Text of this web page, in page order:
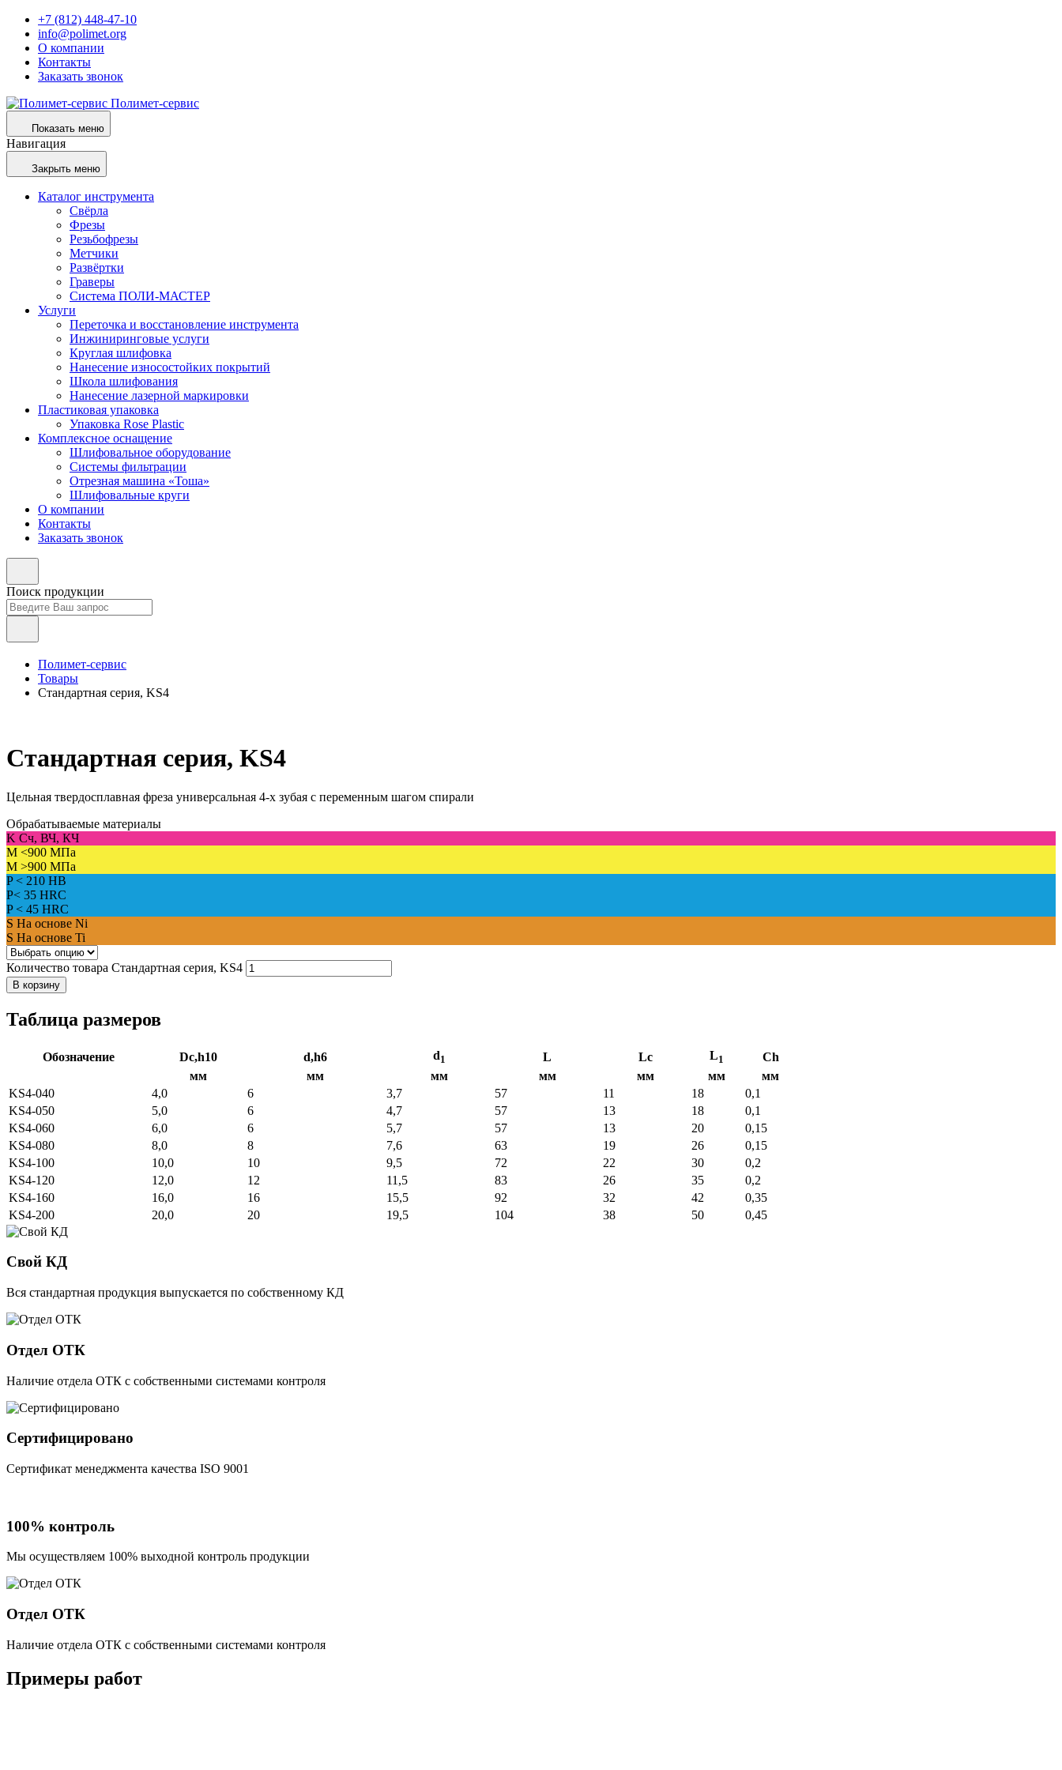
+7 (812) 448-47-10
info@polimet.org
О компании
Контакты
Заказать звонок
Полимет-сервис
Показать меню
Навигация
Закрыть меню
Каталог инструмента
Свёрла
Фрезы
Резьбофрезы
Метчики
Развёртки
Граверы
Система ПОЛИ-МАСТЕР
Услуги
Переточка и восстановление инструмента
Инжиниринговые услуги
Круглая шлифовка
Нанесение износостойких покрытий
Школа шлифования
Нанесение лазерной маркировки
Пластиковая упаковка
Упаковка Rose Plastic
Комплексное оснащение
Шлифовальное оборудование
Системы фильтрации
Отрезная машина «Тоша»
Шлифовальные круги
О компании
Контакты
Заказать звонок
Поиск продукции
Полимет-сервис
Товары
Стандартная серия, KS4
Стандартная серия, KS4
Цельная твердосплавная фреза универсальная 4-х зубая с переменным шагом спирали
Обрабатываемые материалы
K Сч, ВЧ, КЧ
M <900 МПа
M >900 МПа
P< 210 HB
P< 35 HRC
P< 45 HRC
S На основе Ni
S На основе Ti
Количество товара Стандартная серия, KS4
В корзину
Таблица размеров
Обозначение Dc,h10 d,h6 d1 L Lc L1
Ch
мм
мм мм мм мм мм
мм
KS4-040
4,0 6 3,7 57 11 18
0,1
KS4-050
5,0 6 4,7 57 13 18
0,1
KS4-060
6,0 6 5,7 57 13 20
0,15
KS4-080
8,0 8 7,6 63 19 26
0,15
KS4-100
10,0 10 9,5 72 22 30
0,2
KS4-120
12,0 12 11,5 83 26 35
0,2
KS4-160
16,0 16 15,5 92 32 42
0,35
KS4-200
20,0 20 19,5 104 38 50 0,45
Свой КД
Вся стандартная продукция выпускается по собственному КД
Отдел ОТК
Наличие отдела ОТК с собственными системами контроля
Сертифицировано
Сертификат менеджмента качества ISO 9001
100% контроль
Мы осуществляем 100% выходной контроль продукции
Отдел ОТК
Наличие отдела ОТК с собственными системами контроля
Примеры работ